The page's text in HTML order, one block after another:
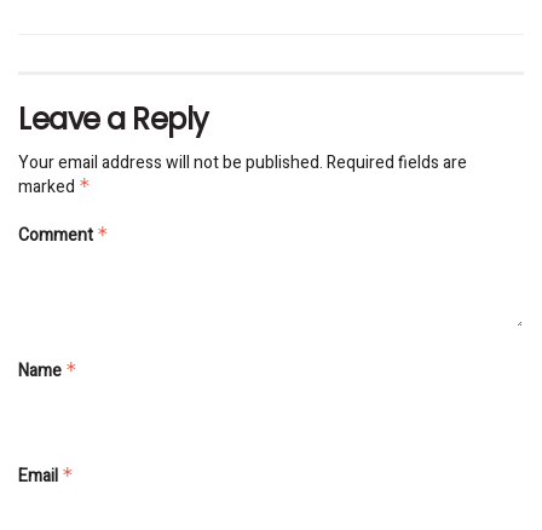
Leave a Reply
Your email address will not be published.Required fields are
marked *
Comment *
Name *
Email *